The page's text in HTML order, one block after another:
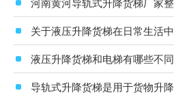
液压升降货梯和电梯有哪些不同